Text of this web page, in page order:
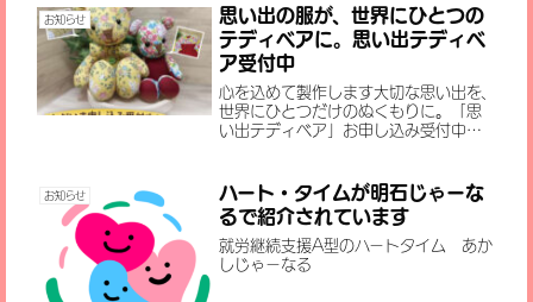
お知らせ
思い出の服が、世界にひとつの
テディベアに。思い出テディベ
ア受付中
心を込めて製作します大切な思い出を、
世界にひとつだけのぬくもりに。「思
い出テディベア」お申し込み受付中思
してくれたハンカチ。「ずっと取ってお
きたいけれど、このまましまっ...
お知らせ
ハート・タイムが明石じゃーな
るで紹介されています
就労継続支援A型のハートタイム あか
しじゃーなる